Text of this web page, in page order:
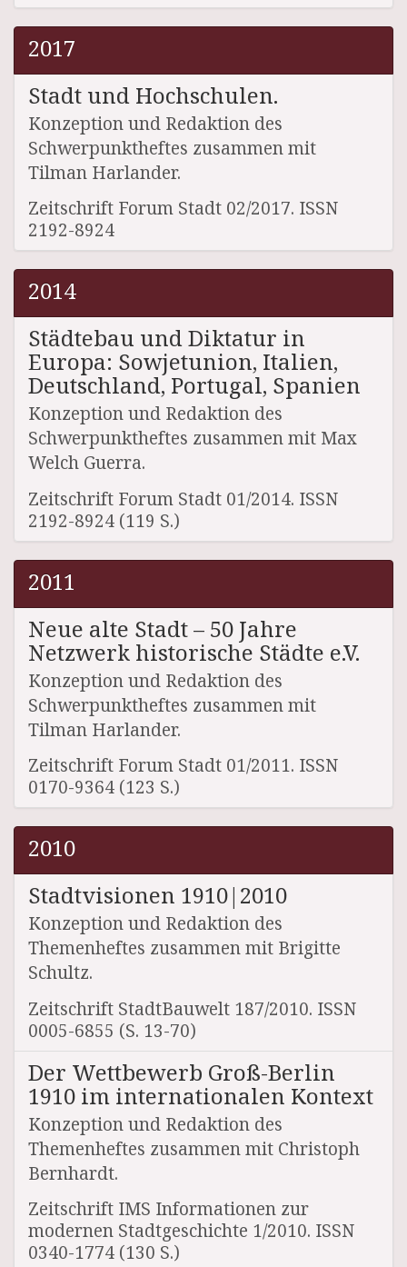
2017
Stadt und Hochschulen.
Konzeption und Redaktion des
Schwerpunktheftes zusammen mit
Tilman Harlander.
Zeitschrift Forum Stadt 02/2017. ISSN
2192-8924
2014
Städtebau und Diktatur in
Europa: Sowjetunion, Italien,
Deutschland, Portugal, Spanien
Konzeption und Redaktion des
Schwerpunktheftes zusammen mit Max
Welch Guerra.
Zeitschrift Forum Stadt 01/2014. ISSN
2192-8924 (119 S.)
2011
Neue alte Stadt – 50 Jahre
Netzwerk historische Städte e.V.
Konzeption und Redaktion des
Schwerpunktheftes zusammen mit
Tilman Harlander.
Zeitschrift Forum Stadt 01/2011. ISSN
0170-9364 (123 S.)
2010
Stadtvisionen 1910|2010
Konzeption und Redaktion des
Themenheftes zusammen mit Brigitte
Schultz.
Zeitschrift StadtBauwelt 187/2010. ISSN
0005-6855 (S. 13-70)
Der Wettbewerb Groß-Berlin
1910 im internationalen Kontext
Konzeption und Redaktion des
Themenheftes zusammen mit Christoph
Bernhardt.
Zeitschrift IMS Informationen zur
modernen Stadtgeschichte 1/2010. ISSN
0340-1774 (130 S.)